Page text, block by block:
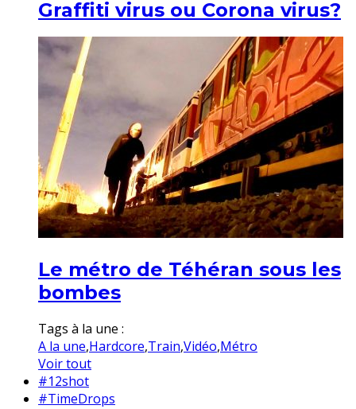
Graffiti virus ou Corona virus?
Le métro de Téhéran sous les
bombes
Tags à la une :
A la une,Hardcore,Train,Vidéo,Métro
Voir tout
#12shot
#TimeDrops